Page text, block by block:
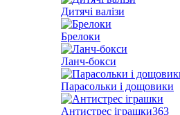
Дитячі валізи
Брелоки
Ланч-бокси
Парасольки і дощовики
Антистрес іграшки363